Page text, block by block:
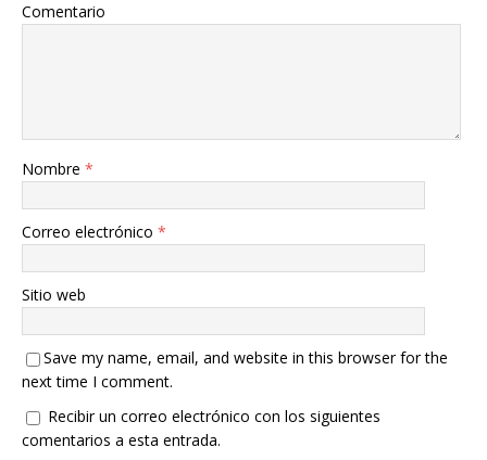
Comentario
Nombre *
Correo electrónico *
Sitio web
Save my name, email, and website in this browser for the
next time I comment.
Recibir un correo electrónico con los siguientes
comentarios a esta entrada.